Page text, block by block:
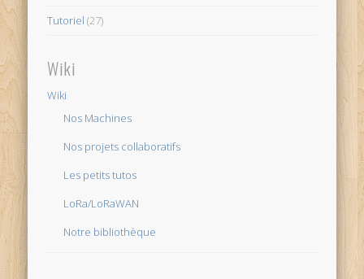
Tutoriel (27)
Wiki
Wiki
Nos Machines
Nos projets collaboratifs
Les petits tutos
LoRa/LoRaWAN
Notre bibliothèque